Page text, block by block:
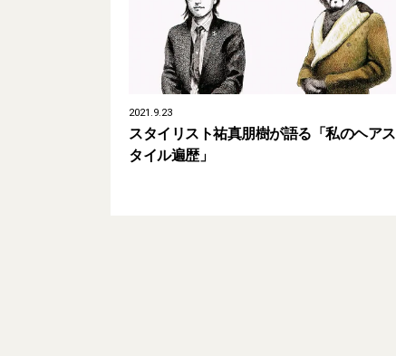
2021.9.23
スタイリスト祐真朋樹が語る「私のヘアス
タイル遍歴」